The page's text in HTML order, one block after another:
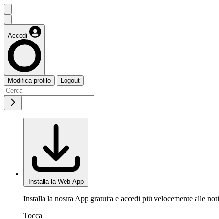
Accedi
Modifica profilo Logout
Installa la Web App
Installa la nostra App gratuita e accedi più velocemente alle
Tocca